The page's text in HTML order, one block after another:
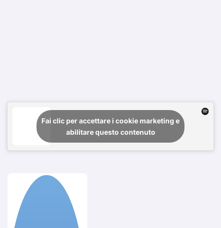
Fai clic per accettare i cookie marketing e
abilitare questo contenuto